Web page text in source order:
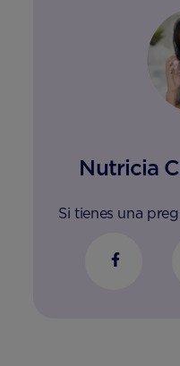
Nutricia
Si tienes una